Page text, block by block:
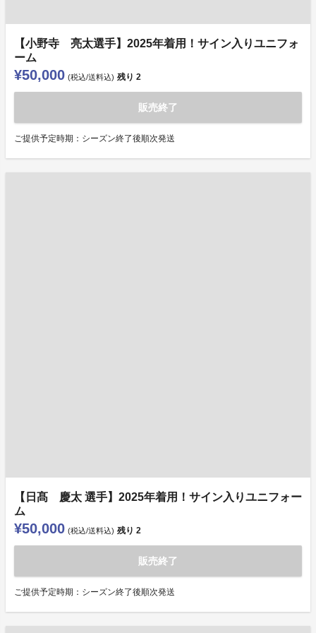
【小野寺 亮太選手】2025年着用！サイン入りユニフォ
ーム
¥50,000 (税込/送料込) 残り 2
販売終了
ご提供予定時期：シーズン終了後順次発送
【日髙 慶太 選手】2025年着用！サイン入りユニフォー
ム
¥50,000 (税込/送料込) 残り 2
販売終了
ご提供予定時期：シーズン終了後順次発送